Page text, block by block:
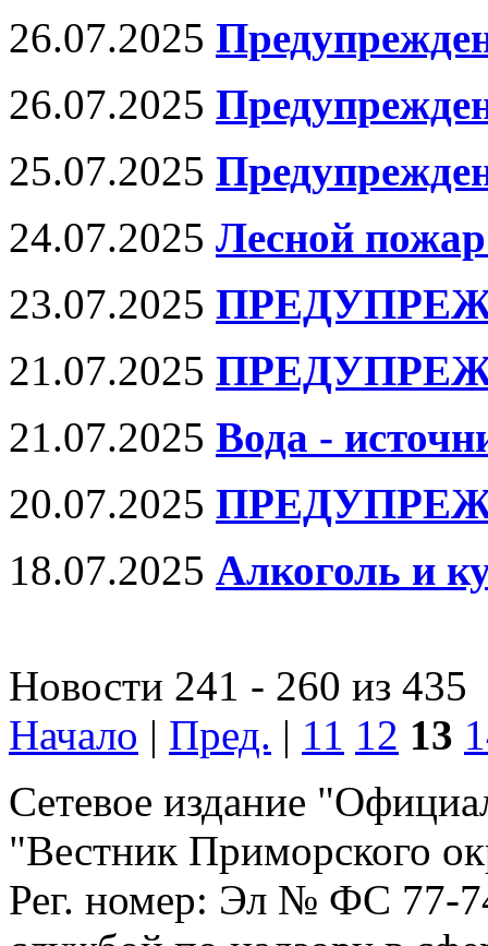
26.07.2025
26.07.2025
25.07.2025
24.07.2025 Лесной
23.07.2025
21.07.2025
21.07.2025 Вода -
20.07.2025
18.07.2025 Алкоголь и
Новости 241 - 260 из 435
Начало | Пред. | 11 12 13
Сетевое издание
"Вестник Приморского
Рег. номер: Эл № ФС 77-